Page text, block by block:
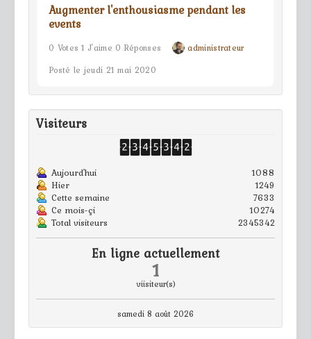
Augmenter l'enthousiasme pendant les
events
0 Votes 1 J'aime 0 Réponses
administrateur
Posté le jeudi 21 mai 2020
Visiteurs
Aujourd'hui
1088
Hier
1249
Cette semaine
7633
Ce mois-çi
10274
Total visiteurs
2345342
En ligne actuellement
1
viisiteur(s)
samedi 8 août 2026